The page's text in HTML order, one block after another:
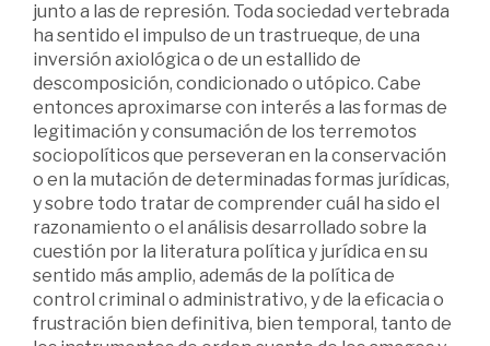
junto a las de represión. Toda sociedad vertebrada
ha sentido el impulso de un trastrueque, de una
inversión axiológica o de un estallido de
descomposición, condicionado o utópico. Cabe
entonces aproximarse con interés a las formas de
legitimación y consumación de los terremotos
sociopolíticos que perseveran en la conservación
o en la mutación de determinadas formas jurídicas,
y sobre todo tratar de comprender cuál ha sido el
razonamiento o el análisis desarrollado sobre la
cuestión por la literatura política y jurídica en su
sentido más amplio, además de la política de
control criminal o administrativo, y de la eficacia o
frustración bien definitiva, bien temporal, tanto de